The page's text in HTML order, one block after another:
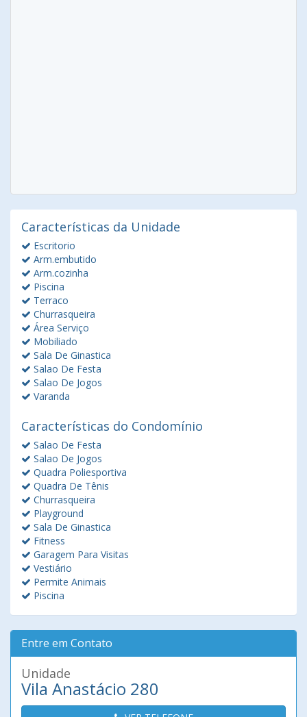
Características da Unidade
Escritorio
Arm.embutido
Arm.cozinha
Piscina
Terraco
Churrasqueira
Área Serviço
Mobiliado
Sala De Ginastica
Salao De Festa
Salao De Jogos
Varanda
Características do Condomínio
Salao De Festa
Salao De Jogos
Quadra Poliesportiva
Quadra De Tênis
Churrasqueira
Playground
Sala De Ginastica
Fitness
Garagem Para Visitas
Vestiário
Permite Animais
Piscina
Entre em Contato
Unidade
Vila Anastácio 280